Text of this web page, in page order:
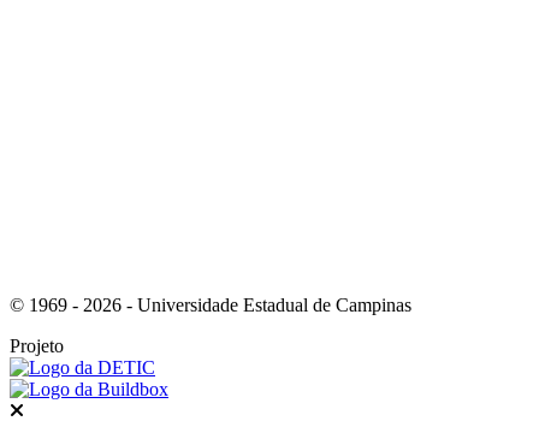
© 1969 - 2026 - Universidade Estadual de Campinas
Projeto